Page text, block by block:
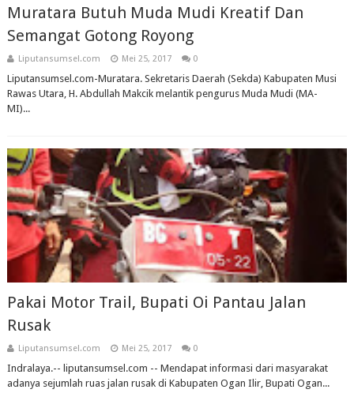
Muratara Butuh Muda Mudi Kreatif Dan
Semangat Gotong Royong
Liputansumsel.com Mei 25, 2017 0
Liputansumsel.com-Muratara. Sekretaris Daerah (Sekda) Kabupaten Musi
Rawas Utara, H. Abdullah Makcik melantik pengurus Muda Mudi (MA-
MI)...
Pakai Motor Trail, Bupati Oi Pantau Jalan
Rusak
Liputansumsel.com Mei 25, 2017 0
Indralaya.-- liputansumsel.com -- Mendapat informasi dari masyarakat
adanya sejumlah ruas jalan rusak di Kabupaten Ogan Ilir, Bupati Ogan...